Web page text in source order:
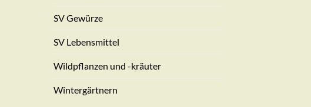
SV Gewürze
SV Lebensmittel
Wildpflanzen und -kräuter
Wintergärtnern